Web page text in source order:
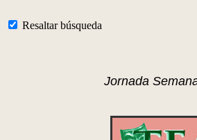
Resaltar búsqueda
Jornada